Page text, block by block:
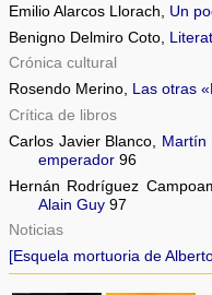
Emilio Alarcos Llorach, Un
Benigno Delmiro Coto,
Crónica cultural
Rosendo Merino, Las otras
Crítica de libros
Carlos Javier Blanco,
Martín
emperador 96
Hernán Rodríguez
Alain Guy 97
Noticias
[Esquela mortuoria de